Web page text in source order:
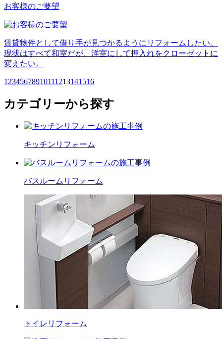
お客様のご要望
賃貸物件として借り手が見つかるようにリフォームしたい。
現状はすべて和室だが、洋室にして押入れをクローゼットに
変えたい。
1 2345678910111213141516
カテゴリーから探す
キッチン リフォーム
バスルーム リフォーム
トイレ リフォーム